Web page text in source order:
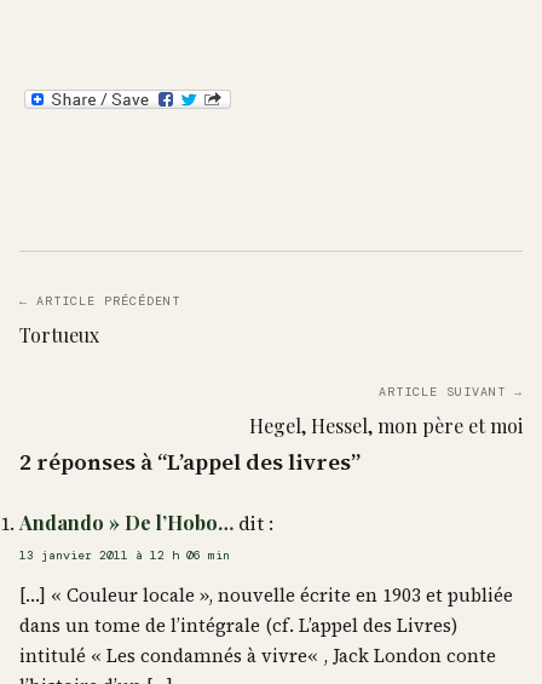
← ARTICLE PRÉCÉDENT
Tortueux
ARTICLE SUIVANT →
Hegel, Hessel, mon père et moi
2 réponses à “L’appel des livres”
Andando » De l’Hobo… dit :
13 janvier 2011 à 12 h 06 min
[…] « Couleur locale », nouvelle écrite en 1903 et publiée
dans un tome de l’intégrale (cf. L’appel des Livres)
intitulé « Les condamnés à vivre« , Jack London conte